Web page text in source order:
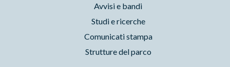
Avvisi e bandi
Studi e ricerche
Comunicati stampa
Strutture del parco